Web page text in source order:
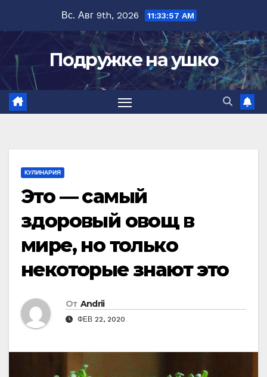
содержимому
Вс. Авг 9th, 2026 11:33:58 AM
Подружке на ушко
КУЛИНАРИЯ
Это — самый
здоровый овощ в
мире, но только
некоторые знают это
От Andrii
ФЕВ 22, 2020